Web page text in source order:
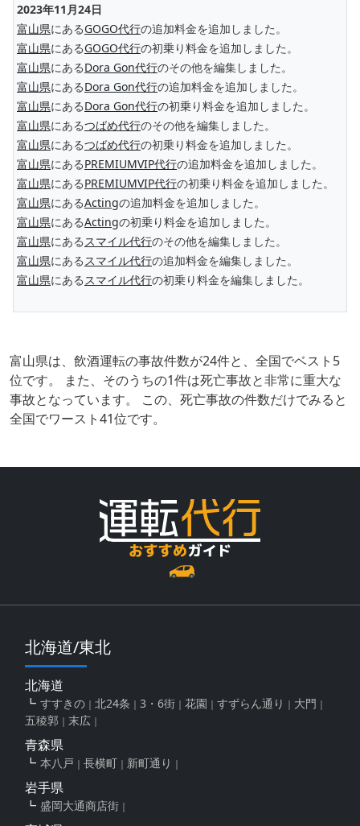
2023年11月24日
富山県にあるGOGO代行の追加料金を追加しました。
富山県にあるGOGO代行の初乗り料金を追加しました。
富山県にあるDora Gon代行のその他を編集しました。
富山県にあるDora Gon代行の追加料金を追加しました。
富山県にあるDora Gon代行の初乗り料金を追加しました。
富山県にあるつばめ代行のその他を編集しました。
富山県にあるつばめ代行の初乗り料金を追加しました。
富山県にあるPREMIUMVIP代行の追加料金を追加しました。
富山県にあるPREMIUMVIP代行の初乗り料金を追加しました。
富山県にあるActingの追加料金を追加しました。
富山県にあるActingの初乗り料金を追加しました。
富山県にある スマイル代行のその他を編集しました。
富山県にある スマイル代行の追加料金を編集しました。
富山県にある スマイル代行の初乗り料金を編集しました。
富山県は、飲酒運転の事故件数が24件と、全国でベスト5
位です。 また、そのうちの1件は死亡事故と非常に重大な
事故となっています。 この、死亡事故の件数だけでみると
全国でワースト41位です。
北海道/東北
北海道
すすきの 北24条 3・6街 花園 すずらん通り
大門
五稜郭
末広
青森県
本八戸 長横町 新町通り
岩手県
盛岡大通商店街